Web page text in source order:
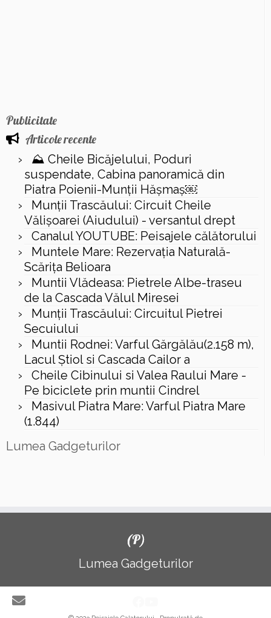
Publicitate
Articole recente
⛰️ Cheile Bicăjelului, Poduri
suspendate, Cabina panoramică din
Piatra Poienii-Munții Hășmaș￼
Munții Trascăului: Circuit Cheile
Vălișoarei (Aiudului) - versantul drept
Canalul YOUTUBE: Peisajele călătorului
Muntele Mare: Rezervaţia Naturală-
Scăriţa Belioara
Muntii Vlădeasa: Pietrele Albe-traseu
de la Cascada Vălul Miresei
Munții Trascăului: Circuitul Pietrei
Secuiului
Muntii Rodnei: Varful Gărgălău(2.158 m),
Lacul Ştiol si Cascada Cailor a
Cheile Cibinului si Valea Raului Mare -
Pe biciclete prin muntii Cindrel
Masivul Piatra Mare: Varful Piatra Mare
(1.844)
Lumea Gadgeturilor
(P)
Lumea Gadgeturilor